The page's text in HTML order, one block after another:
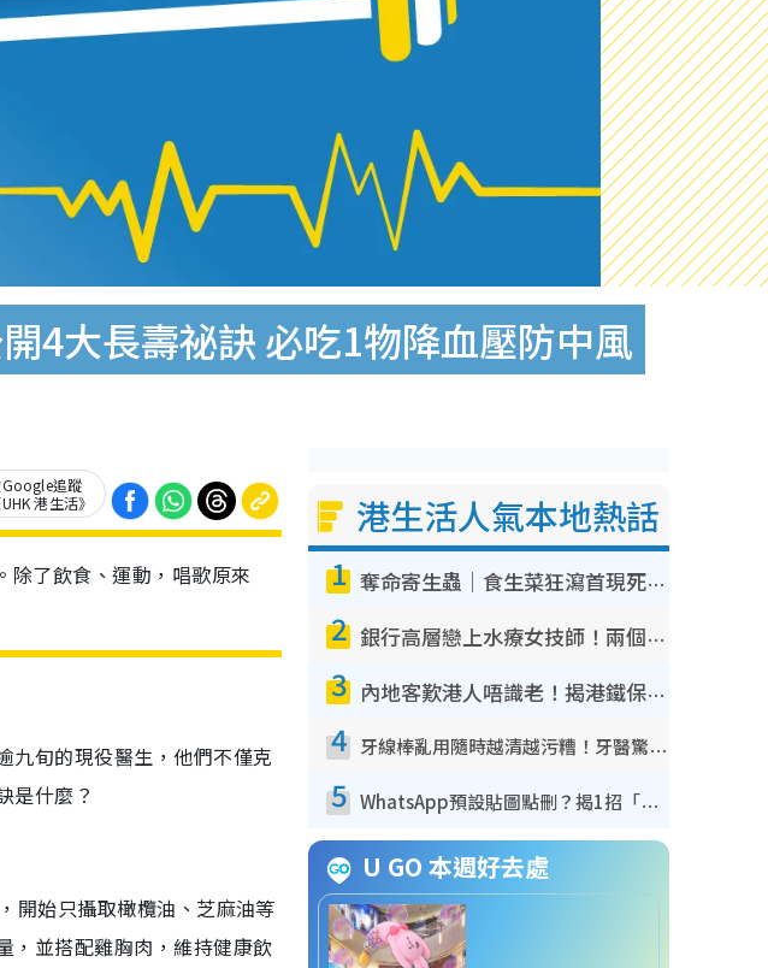
4大長壽祕訣 必吃1物降血壓防中風
追蹤
UHK 港生活》
除了飲食、運動，唱歌原來
九旬的現役醫生，他們不僅克
是什麼？
開始只攝取橄欖油、芝麻油等
，並搭配雞胸肉，維持健康飲
港生活人氣本地熱話
1 奪命寄生蟲｜食生菜狂瀉首現死者！疫潮惡化錄1.8萬宗病例 揭洗菜3大謬誤
2 銀行高層戀上水療女技師！兩個月借128萬驚覺「沉船」沉落火海 揭背後疑似邪教操控賣淫
3 內地客歎港人唔識老！揭港鐵保鮮級冷氣 港人求放過：咪投訴
4 牙線棒亂用隨時越清越污糟！牙醫驚揭盲目過戶細菌恐致蛀牙：呢種先係日常真保養
5 WhatsApp預設貼圖點刪？揭1招「反向操作」還原簡潔介面 附3步實測教學
U GO 本週好去處